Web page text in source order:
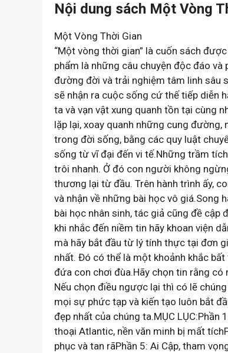
Nội dung sách Một Vòng
Một Vòng Thời Gian
“Một vòng thời gian” là cuốn sách
phẩm là những câu chuyện độc đáo
đường đời và trải nghiệm tâm linh sâu
sẽ nhận ra cuộc sống cứ thế tiếp diễn
ta và vạn vật xung quanh tồn tại cùng
lặp lại, xoay quanh những cung
trong đời sống, bằng các quy luật
sống từ vĩ đại đến vi tế.Những trầm
trôi nhanh. Ở đó con người không
thương lại từ đầu. Trên hành trình ấy,
và nhận về những bài học vô giá.Song
bài học nhân sinh, tác giả cũng đề cập
khi nhắc đến niềm tin hãy khoan viện
mà hãy bắt đầu từ lý tính thực tại đơn
nhất. Đó có thể là một khoảnh khắc
đứa con chơi đùa.Hãy chọn tin rằng
Nếu chọn điều ngược lại thì có lẽ
mọi sự phức tạp và kiến tạo luôn bắt
đẹp nhất của chúng ta.MỤC LỤC:Phần
thoại Atlantic, nền văn minh bị mất
phục và tan rãPhần 5: Ai Cập, tham